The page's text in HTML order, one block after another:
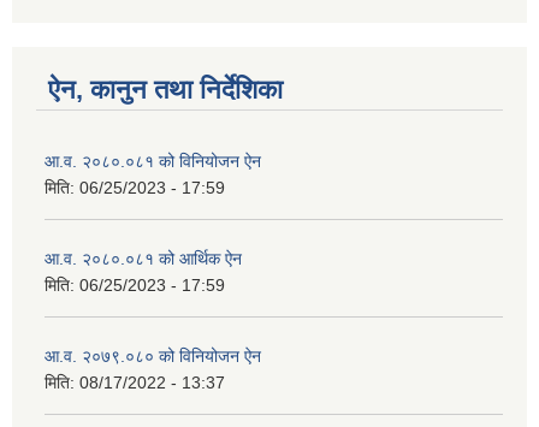
ऐन, कानुन तथा निर्देशिका
आ.व. २०८०.०८१ को विनियोजन ऐन
मिति: 06/25/2023 - 17:59
आ.व. २०८०.०८१ को आर्थिक ऐन
मिति: 06/25/2023 - 17:59
आ.व. २०७९.०८० को विनियोजन ऐन
मिति: 08/17/2022 - 13:37